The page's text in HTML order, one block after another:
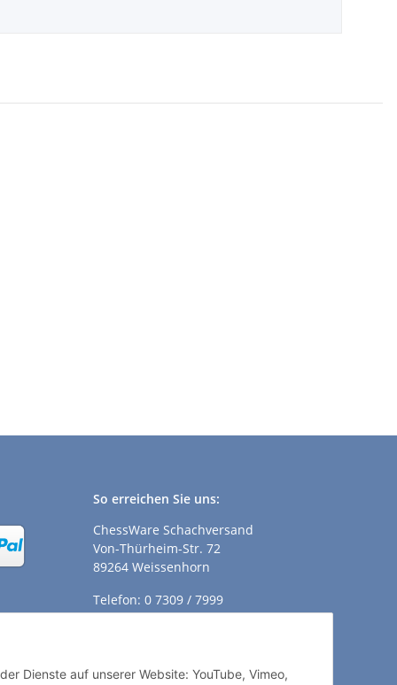
Dienste auf unserer Website: YouTube, Vimeo,
So erreichen Sie uns:
ChessWare Schachversand
Von-Thürheim-Str. 72
89264 Weissenhorn
Telefon: 0 7309 / 7999